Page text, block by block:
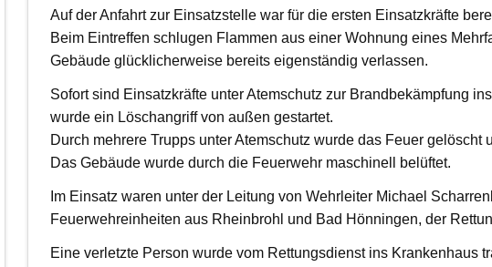
Auf der Anfahrt zur Einsatzstelle war für die ersten Einsatzkräfte
Beim Eintreffen schlugen Flammen aus einer Wohnung eines
Gebäude glücklicherweise bereits eigenständig verlassen.
Sofort sind Einsatzkräfte unter Atemschutz zur Brandbekämpfung
wurde ein Löschangriff von außen gestartet.
Durch mehrere Trupps unter Atemschutz wurde das Feuer gelöscht
Das Gebäude wurde durch die Feuerwehr maschinell belüftet.
Im Einsatz waren unter der Leitung von Wehrleiter Michael
Feuerwehreinheiten aus Rheinbrohl und Bad Hönningen, der
Eine verletzte Person wurde vom Rettungsdienst ins Krankenhaus